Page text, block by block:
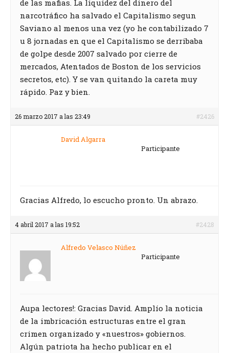
de las mafias. La liquidez del dinero del
narcotráfico ha salvado el Capitalismo segun
Saviano al menos una vez (yo he contabilizado 7
u 8 jornadas en que el Capitalismo se derribaba
de golpe desde 2007 salvado por cierre de
mercados, Atentados de Boston de los servicios
secretos, etc). Y se van quitando la careta muy
rápido. Paz y bien.
26 marzo 2017 a las 23:49 #2426
David Algarra
Participante
Gracias Alfredo, lo escucho pronto. Un abrazo.
4 abril 2017 a las 19:52 #2428
Alfredo Velasco Núñez
Participante
Aupa lectores!: Gracias David. Amplío la noticia
de la imbricación estructuras entre el gran
crimen organizado y «nuestros» gobiernos.
Algún patriota ha hecho publicar en el